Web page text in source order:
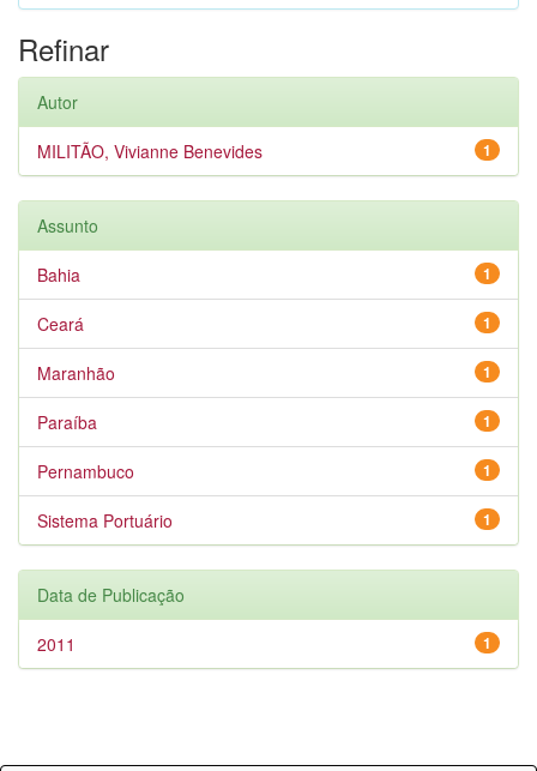
Refinar
Autor
1
MILITÃO, Vivianne Benevides
Assunto
1
Bahia
1
Ceará
1
Maranhão
1
Paraíba
1
Pernambuco
1
Sistema Portuário
Data de Publicação
1
2011